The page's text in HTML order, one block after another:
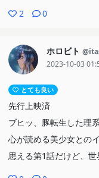
2 0
ホロビト
2023-10-03
とても良い
先行上映済
ブヒッ、豚転生した理
心が読める美少女との
思える第1話だけど、世